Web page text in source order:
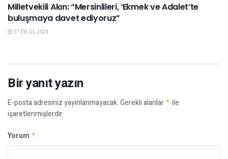
Milletvekili Akın: “Mersinlileri, ‘Ekmek ve Adalet’te
buluşmaya davet ediyoruz”
17 EYLÜL 2024
Bir yanıt yazın
E-posta adresiniz yayınlanmayacak.Gerekli alanlar * ile
işaretlenmişlerdir
Yorum *